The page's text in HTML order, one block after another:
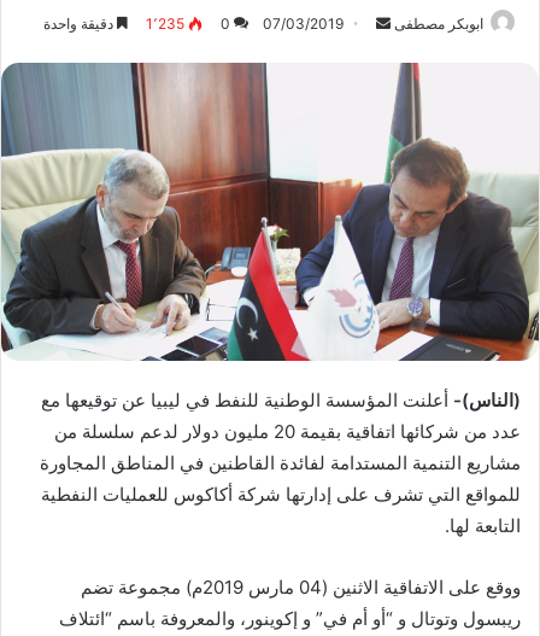
ابوبكر مصطفى
ي
ا
ل
ك
ر
و
07/03/2019
0 1٬235 دقيقة واحدة
(الناس)- أعلنت المؤسسة الوطنية للنفط في ليبيا عن توقيعها مع
عدد من شركائها اتفاقية بقيمة 20 مليون دولار لدعم سلسلة من
مشاريع التنمية المستدامة لفائدة القاطنين في المناطق المجاورة
للمواقع التي تشرف على إدارتها شركة أكاكوس للعمليات النفطية
التابعة لها.
ووقع على الاتفاقية الاثنين (04 مارس 2019م) مجموعة تضم
ريبسول وتوتال و “أو أم في” و إكوينور، والمعروفة باسم “ائتلاف